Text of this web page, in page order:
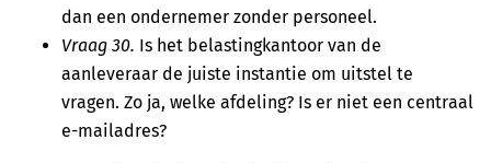
dan een ondernemer zonder personeel.
Vraag 30. Is het belastingkantoor van de
aanleveraar de juiste instantie om uitstel te
vragen. Zo ja, welke afdeling? Is er niet een centraal
e-mailadres?